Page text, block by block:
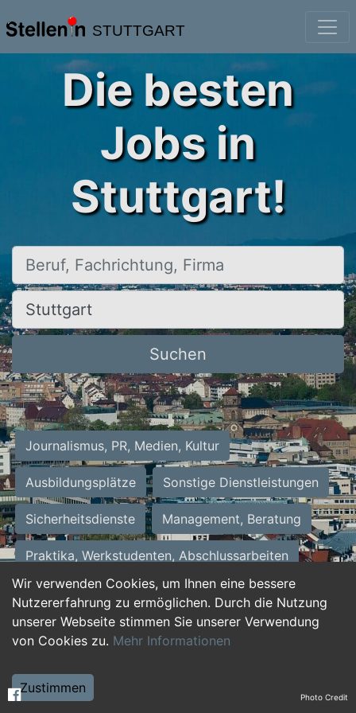
STUTTGART
Wir verwenden Cookies, um Ihnen eine bessere
Nutzererfahrung zu ermöglichen. Durch die Nutzung
unserer Webseite stimmen Sie unserer Verwendung
von Cookies zu. Mehr Informationen
Zustimmen
Die besten
Jobs in
Stuttgart!
Beruf, Fachrichtung, Firma
Ort, Stadt
Suchen
Journalismus, PR, Medien, Kultur
Ausbildungsplätze Sonstige Dienstleistungen
Sicherheitsdienste Management, Beratung
Praktika, Werkstudenten, Abschlussarbeiten
Personalwesen Assistenz, Sekretariat
Hilfskräfte, Aushilfs- und Nebenjobs
Weiterbildung, Studium, duale Ausbildung Photo Credit